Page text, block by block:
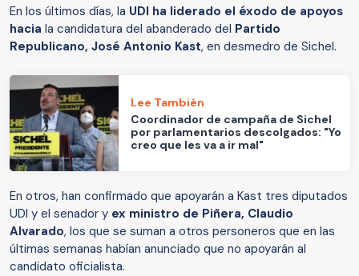
En los últimos días, la UDI ha liderado el éxodo de apoyos
hacia la candidatura del abanderado del Partido
Republicano, José Antonio Kast, en desmedro de Sichel.
Lee También
Coordinador de campaña de Sichel
por parlamentarios descolgados: "Yo
creo que les va a ir mal"
En otros, han confirmado que apoyarán a Kast tres diputados
UDI y el senador y ex ministro de Piñera, Claudio
Alvarado, los que se suman a otros personeros que en las
últimas semanas habían anunciado que no apoyarán al
candidato oficialista.